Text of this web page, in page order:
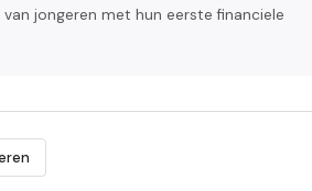
jongeren met hun eerste financiele